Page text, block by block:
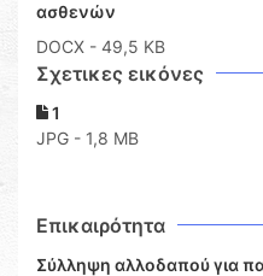
ασθενών
DOCX - 49,5 KB
Σχετικες εικόνες
1
JPG - 1,8 MB
Επικαιρότητα
Σύλληψη αλλοδαπού για